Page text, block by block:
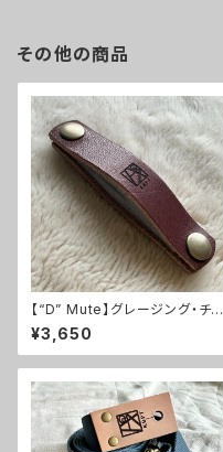
その他の商品
【“D” Mute】グレージング・チョ
コレザー【ギター用ミュートベル
ト】
¥3,650